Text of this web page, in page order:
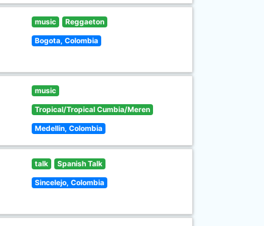
music Reggaeton
Bogota, Colombia
music
Tropical/Tropical Cumbia/Meren
Medellin, Colombia
talk Spanish Talk
Sincelejo, Colombia